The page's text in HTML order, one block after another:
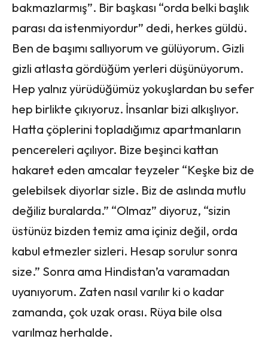
bakmazlarmış”. Bir başkası “orda belki başlık
parası da istenmiyordur” dedi, herkes güldü.
Ben de başımı sallıyorum ve gülüyorum. Gizli
gizli atlasta gördüğüm yerleri düşünüyorum.
Hep yalnız yürüdüğümüz yokuşlardan bu sefer
hep birlikte çıkıyoruz. İnsanlar bizi alkışlıyor.
Hatta çöplerini topladığımız apartmanların
pencereleri açılıyor. Bize beşinci kattan
hakaret eden amcalar teyzeler “Keşke biz de
gelebilsek diyorlar sizle. Biz de aslında mutlu
değiliz buralarda.” “Olmaz” diyoruz, “sizin
üstünüz bizden temiz ama içiniz değil, orda
kabul etmezler sizleri. Hesap sorulur sonra
size.” Sonra ama Hindistan’a varamadan
uyanıyorum. Zaten nasıl varılır ki o kadar
zamanda, çok uzak orası. Rüya bile olsa
varılmaz herhalde.